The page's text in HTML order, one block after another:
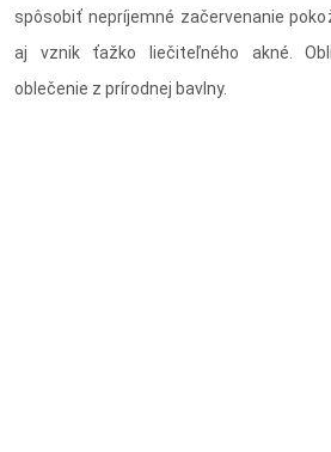
spôsobiť nepríjemné začervenanie
aj vznik ťažko liečiteľného akné.
oblečenie z prírodnej bavlny.